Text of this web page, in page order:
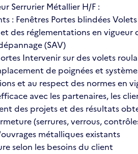
Serrurier Métallier H/F :
: Fenêtres Portes blindées
des réglementations en
(SAV)
Intervenir sur des volets
de poignées et
et au respect des normes en
avec les partenaires, les
des projets et des résultats
(serrures, verrous,
métalliques existants
selon les besoins du client